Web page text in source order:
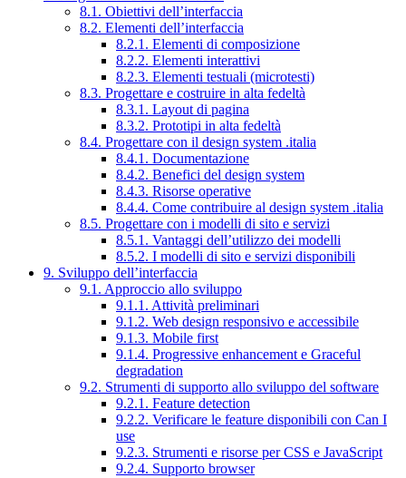
8.1. Obiettivi dell’interfaccia
8.2. Elementi dell’interfaccia
8.2.1. Elementi di composizione
8.2.2. Elementi interattivi
8.2.3. Elementi testuali (microtesti)
8.3. Progettare e costruire in alta fedeltà
8.3.1. Layout di pagina
8.3.2. Prototipi in alta fedeltà
8.4. Progettare con il design system .italia
8.4.1. Documentazione
8.4.2. Benefici del design system
8.4.3. Risorse operative
8.4.4. Come contribuire al design system .italia
8.5. Progettare con i modelli di sito e servizi
8.5.1. Vantaggi dell’utilizzo dei modelli
8.5.2. I modelli di sito e servizi disponibili
9. Sviluppo dell’interfaccia
9.1. Approccio allo sviluppo
9.1.1. Attività preliminari
9.1.2. Web design responsivo e accessibile
9.1.3. Mobile first
9.1.4. Progressive enhancement e Graceful
degradation
9.2. Strumenti di supporto allo sviluppo del software
9.2.1. Feature detection
9.2.2. Verificare le feature disponibili con Can I
use
9.2.3. Strumenti e risorse per CSS e JavaScript
9.2.4. Supporto browser